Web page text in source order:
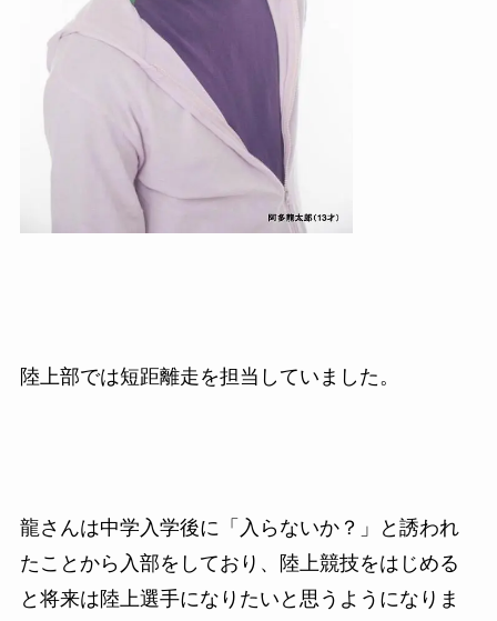
陸上部では短距離走を担当していました。
龍さんは中学入学後に「入らないか？」と誘われ
たことから入部をしており、陸上競技をはじめる
と将来は陸上選手になりたいと思うようになりま